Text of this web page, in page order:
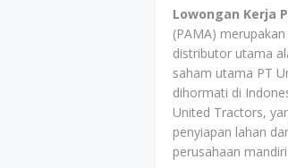
Lowongan Kerja
(PAMA)
distributor utama
saham utama PT
dihormati di
United Tractors,
penyiapan lahan
perusahaan